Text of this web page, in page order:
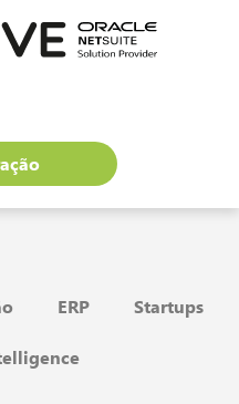
ERP Startups